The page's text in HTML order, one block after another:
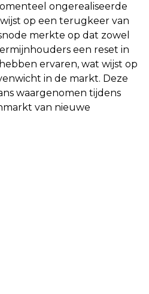
ongerealiseerde
op een terugkeer van
merkte op dat zowel
een reset in
ervaren, wat wijst op
in de markt. Deze
waargenomen tijdens
van nieuwe